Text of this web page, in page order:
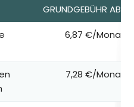
GRUNDGEBÜHR AB*
6,87 €/Monat
7,28 €/Monat